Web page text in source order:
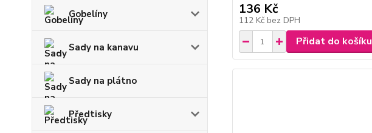
Gobelíny
Sady na kanavu
Sady na plátno
Předtisky
136 Kč
112 Kč bez DPH
Přidat do košíku